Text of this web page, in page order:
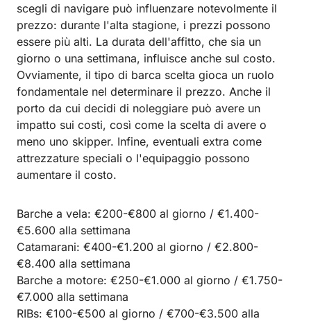
scegli di navigare può influenzare notevolmente il
prezzo: durante l'alta stagione, i prezzi possono
essere più alti. La durata dell'affitto, che sia un
giorno o una settimana, influisce anche sul costo.
Ovviamente, il tipo di barca scelta gioca un ruolo
fondamentale nel determinare il prezzo. Anche il
porto da cui decidi di noleggiare può avere un
impatto sui costi, così come la scelta di avere o
meno uno skipper. Infine, eventuali extra come
attrezzature speciali o l'equipaggio possono
aumentare il costo.
Barche a vela: €200-€800 al giorno / €1.400-
€5.600 alla settimana
Catamarani: €400-€1.200 al giorno / €2.800-
€8.400 alla settimana
Barche a motore: €250-€1.000 al giorno / €1.750-
€7.000 alla settimana
RIBs: €100-€500 al giorno / €700-€3.500 alla